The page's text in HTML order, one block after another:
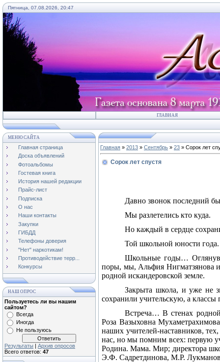
Пятница, 07.08.2026, 20:47
ГЛАВНАЯ
МЕНЮ САЙТА
Главная страница
Доска объявлений
Фотоальбомы
Гостевая книга
История нашей редакции
Прайс-лист
Подписка
О нас
Наши контакты
Закупки
ГИБДД
Телефоны доверия
"Нет" наркотикам!
Противодействие терр...
Конкурсы
НАШ ОПРОС
Пользуетесь ли вы нашим
сайтом?
Всегда
Иногда
Не пользуюсь
Результаты | Архив опросов
Всего ответов: 47
Главная » 2013 » Сентябрь » 23 » Сорок лет
Сорок лет спустя
Давно звонок последний
Мы разлетелись кто куда.
Но каждый в сердце
Той школьной юности года.
Школьные годы…
поры, мы, Альфия Нигматзянова и
родной искандеровской земле.
Закрыта школа, и уже не
сохранили учительскую, а
Встреча… В стенах
Роза Вазыховна
наших учителей-наставников,
нас, но мы помним всех: первую
Родина. Мама. Мир; директора
Э.Ф. Садретдинова, М.Р.